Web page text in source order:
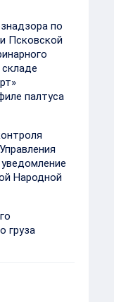
по
Псковской
палтуса
Народной
груза